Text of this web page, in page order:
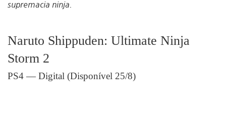
supremacia ninja.
Naruto Shippuden: Ultimate Ninja
Storm 2
PS4 — Digital (Disponível 25/8)